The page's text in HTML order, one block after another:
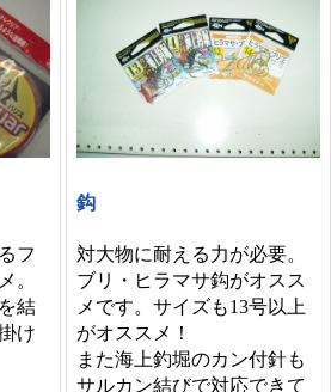
フ
。
結
け
鈎
対大物に耐える力が必要。
ブリ・ヒラマサ鈎がオスス
メです。サイズも13号以上
がオススメ！
また海上釣堀のカン付針も
サルカン結びで対応できて